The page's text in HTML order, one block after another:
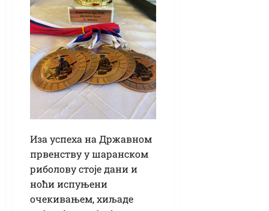
Иза успеха на Државном
првенству у шаранском
риболову стоје дани и
ноћи испуњени
очекивањем, хиљаде